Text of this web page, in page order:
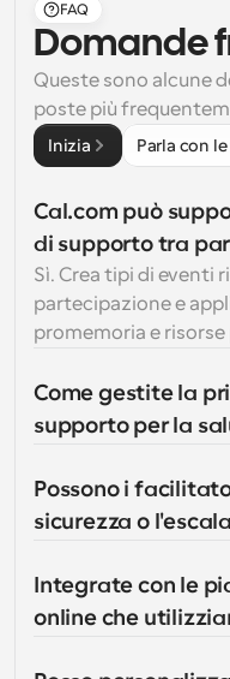
FAQ
Domande
Queste sono alcune
poste più
Inizia Parla con
Cal.com può
di supporto tra
Sì. Crea tipi di eventi
partecipazione e
promemoria e
Come gestite la
supporto per la
Possono i
sicurezza o
Integrate con le
online che